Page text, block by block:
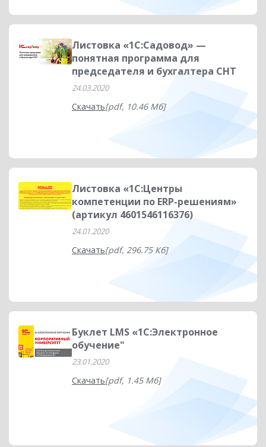
Листовка «1С:Садовод» —
понятная программа для
председателя и бухгалтера СНТ
24.03.2020
Скачать[pdf, 10.46 Мб]
Листовка «1С:Центры
компетенции по ERP-решениям»
(артикул 4601546116376)
24.01.2020
Скачать[pdf, 296.75 Кб]
Буклет LMS «1С:Электронное
обучение"
23.01.2020
Скачать[pdf, 1.45 Мб]